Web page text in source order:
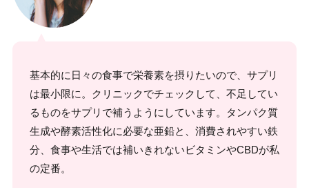
基本的に日々の食事で栄養素を摂りたいので、サプリ
は最小限に。クリニックでチェックして、不足してい
るものをサプリで補うようにしています。タンパク質
生成や酵素活性化に必要な亜鉛と、消費されやすい鉄
分、食事や生活では補いきれないビタミンやCBDが私
の定番。